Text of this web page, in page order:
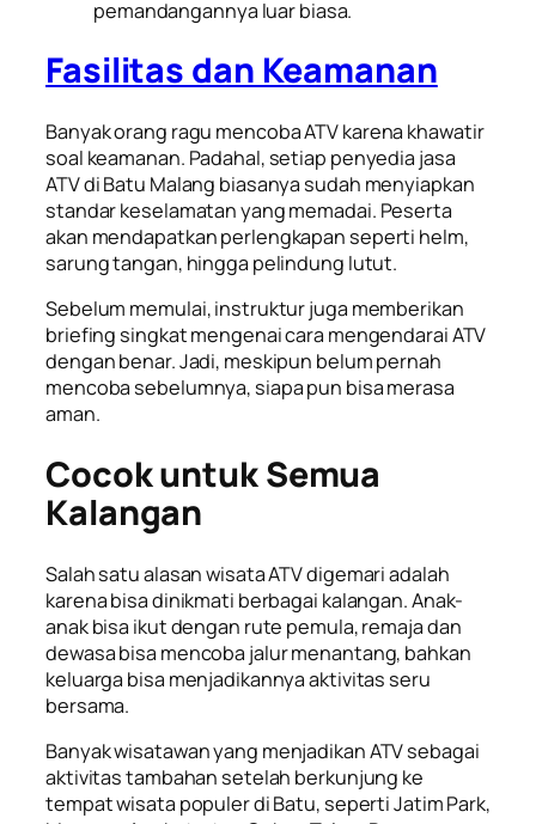
pemandangannya luar biasa.
Fasilitas dan Keamanan
Banyak orang ragu mencoba ATV karena khawatir
soal keamanan. Padahal, setiap penyedia jasa
ATV di Batu Malang biasanya sudah menyiapkan
standar keselamatan yang memadai. Peserta
akan mendapatkan perlengkapan seperti helm,
sarung tangan, hingga pelindung lutut.
Sebelum memulai, instruktur juga memberikan
briefing singkat mengenai cara mengendarai ATV
dengan benar. Jadi, meskipun belum pernah
mencoba sebelumnya, siapa pun bisa merasa
aman.
Cocok untuk Semua
Kalangan
Salah satu alasan wisata ATV digemari adalah
karena bisa dinikmati berbagai kalangan. Anak-
anak bisa ikut dengan rute pemula, remaja dan
dewasa bisa mencoba jalur menantang, bahkan
keluarga bisa menjadikannya aktivitas seru
bersama.
Banyak wisatawan yang menjadikan ATV sebagai
aktivitas tambahan setelah berkunjung ke
tempat wisata populer di Batu, seperti Jatim Park,